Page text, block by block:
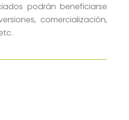
podrán beneficiarse
comercialización,